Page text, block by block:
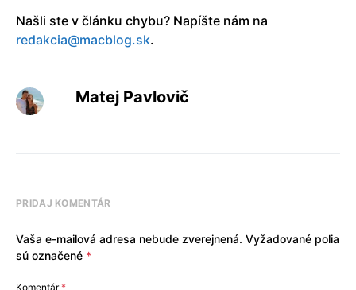
Našli ste v článku chybu? Napíšte nám na
redakcia@macblog.sk.
Matej Pavlovič
PRIDAJ KOMENTÁR
Vaša e-mailová adresa nebude zverejnená. Vyžadované polia
sú označené *
Komentár*